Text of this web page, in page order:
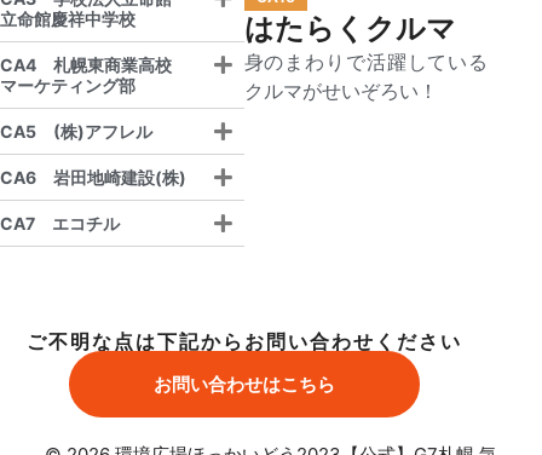
立命館慶祥中学校
CA4 札幌東商業高校
マーケティング部
CA5 (株)アフレル
CA6 岩田地崎建設(株)
CA7 エコチル
はたらくクルマ
身のまわりで活躍している
クルマがせいぞろい！
ご不明な点は下記からお問い合わせください
お問い合わせはこちら